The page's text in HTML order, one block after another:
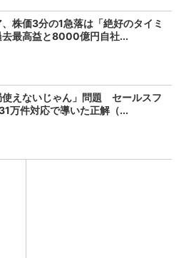
株価3分の1急落は「絶好のタイミ
最高益と8000億円自社...
使えないじゃん」問題 セールスフ
万件対応で導いた正解（...